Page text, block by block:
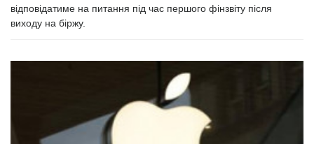
відповідатиме на питання під час першого фінзвіту після
виходу на біржу.